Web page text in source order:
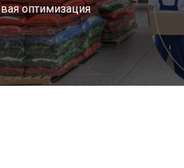
оптимизация